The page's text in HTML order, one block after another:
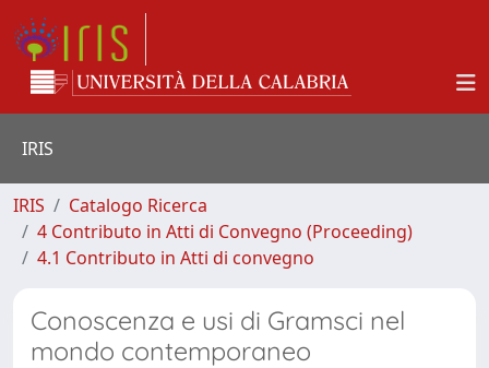
IRIS
IRIS
Catalogo Ricerca
4 Contributo in Atti di Convegno (Proceeding)
4.1 Contributo in Atti di convegno
Conoscenza e usi di Gramsci nel
mondo contemporaneo